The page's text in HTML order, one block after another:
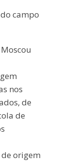
campo
nos
de
de
origem